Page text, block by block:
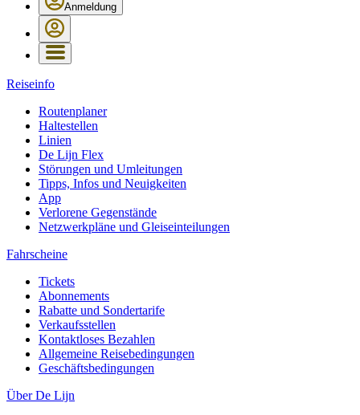
Anmeldung
Reiseinfo
Routenplaner
Haltestellen
Linien
De Lijn Flex
Störungen und Umleitungen
Tipps, Infos und Neuigkeiten
App
Verlorene Gegenstände
Netzwerkpläne und Gleiseinteilungen
Fahrscheine
Tickets
Abonnements
Rabatte und Sondertarife
Verkaufsstellen
Kontaktloses Bezahlen
Allgemeine Reisebedingungen
Geschäftsbedingungen
Über De Lijn